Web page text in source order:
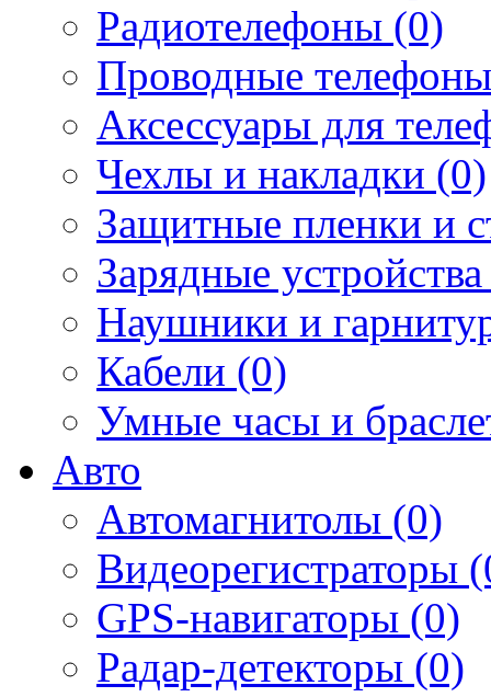
Радиотелефоны (0)
Проводные
Аксессуары для
Чехлы и накладки (0)
Защитные пленки и
Зарядные
Наушники и
Кабели (0)
Умные часы и
Авто
Автомагнитолы (0)
Видеорегистраторы
GPS-навигаторы (0)
Радар-детекторы (0)